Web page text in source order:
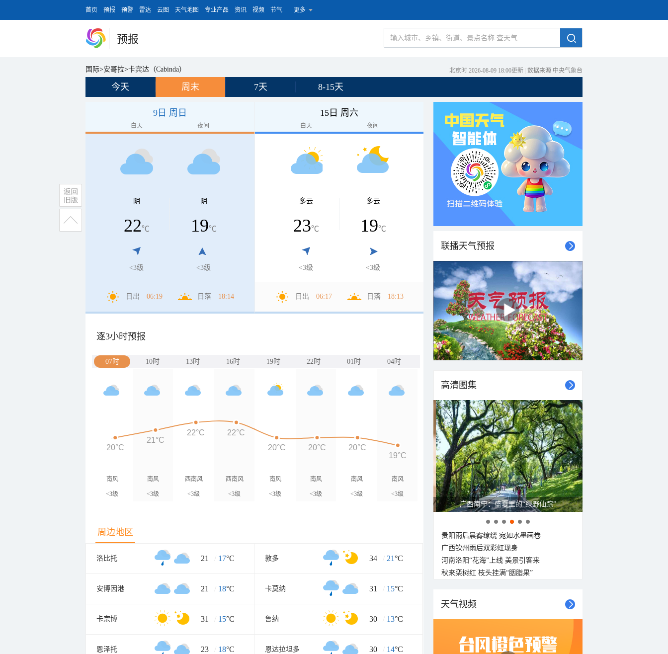
首页 预报 预警 雷达 云图 天气地图 专业产品 资讯 视频 节气 更多
预报
国际>安哥拉>卡宾达（Cabinda） 北京时 2026-08-09 18:00更新 数据来源 中央气象台
今天 周末 7天 8-15天
9日 周日
白天 夜间
阴
22℃
<3级
阴
19℃
<3级
日出 06:19 日落 18:14
15日 周六
白天 夜间
多云
23℃
<3级
多云
19℃
<3级
日出 06:17 日落 18:13
逐3小时预报
07时 10时 13时 16时 19时 22时 01时 04时
南风
<3级
南风
<3级
西南风
<3级
西南风
<3级
南风
<3级
南风
<3级
南风
<3级
南风
<3级
20°C
21°C
22°C 22°C
20°C 20°C 20°C
19°C
周边地区
洛比托 21 / 17°C 敦多 34 / 21°C
安博因港 21 / 18°C 卡莫纳 31 / 15°C
卡宗博 31 / 15°C 鲁纳 30 / 13°C
恩泽托 23 / 18°C 恩达拉坦多 30 / 14°C
联播天气预报
高清图集
广西南宁：盛夏里的“绿野仙踪”
贵阳雨后晨雾缭绕 宛如水墨画卷
广西钦州雨后双彩虹现身
河南洛阳“花海”上线 美景引客来
秋来栾树红 枝头挂满“胭脂果”
天气视频